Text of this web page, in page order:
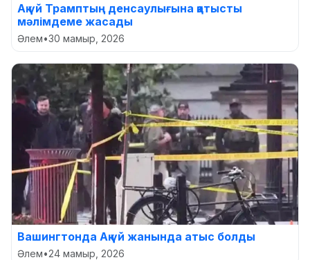
Ақ үй Трамптың денсаулығына қатысты
мәлімдеме жасады
Әлем•30 мамыр, 2026
Вашингтонда Ақ үй жанында атыс болды
Әлем•24 мамыр, 2026